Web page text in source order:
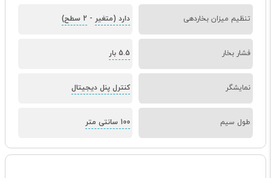
تنظیم میزان بخاردهی دارد (متغیر - 2 سطح)
فشار بخار 5.5 بار
نمایشگر کنترل پنل دیجیتال
طول سیم 100 سانتی متر